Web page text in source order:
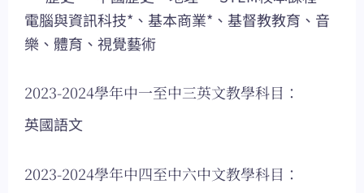
電腦與資訊科技*、基本商業*、基督教教育、音
樂、體育、視覺藝術
2023-2024學年中一至中三英文教學科目：
英國語文
2023-2024學年中四至中六中文教學科目：